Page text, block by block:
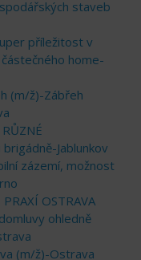
staveb
příležitost v
home-
(m/ž)-Zábřeh
brigádně-Jablunkov
zázemí, možnost
OSTRAVA
ohledně
(m/ž)-Ostrava